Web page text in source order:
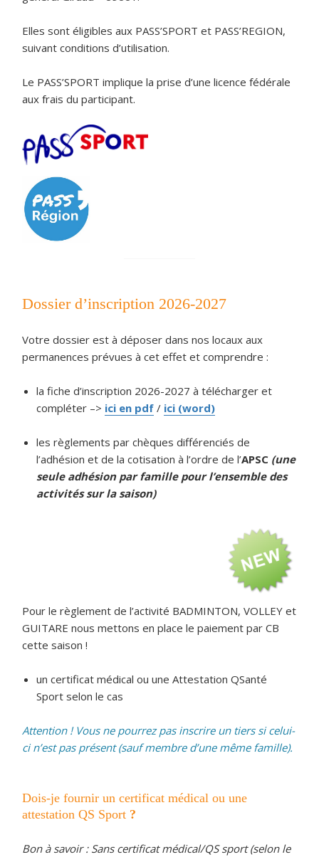
Elles sont éligibles aux PASS’SPORT et PASS’REGION,
suivant conditions d’utilisation.
Le PASS’SPORT implique la prise d’une licence fédérale
aux frais du participant.
Dossier d’inscription 2026-2027
Votre dossier est à déposer dans nos locaux aux
permanences prévues à cet effet et comprendre :
la fiche d’inscription 2026-2027 à télécharger et
compléter –> ici en pdf / ici (word)
les règlements par chèques différenciés de
l’adhésion et de la cotisation à l’ordre de l’APSC (une
seule adhésion par famille pour l’ensemble des
activités sur la saison)
Pour le règlement de l’activité BADMINTON, VOLLEY et
GUITARE nous mettons en place le paiement par CB
cette saison !
un certificat médical ou une Attestation QSanté
Sport selon le cas
Attention ! Vous ne pourrez pas inscrire un tiers si celui-
ci n’est pas présent (sauf membre d’une même famille).
Dois-je fournir un certificat médical ou une
attestation QS Sport ?
Bon à savoir : Sans certificat médical/QS sport (selon le